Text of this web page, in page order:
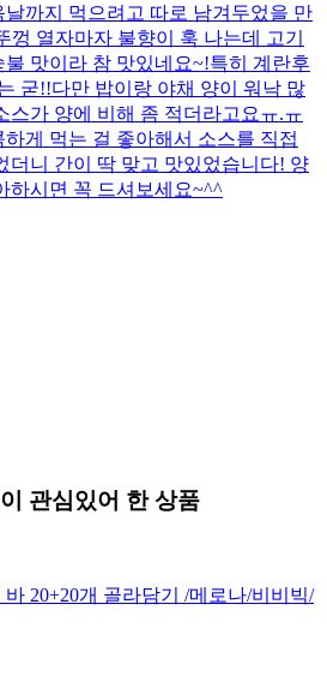
날까지 먹으려고 따로 남겨두었을 만
껑 열자마자 불향이 훅 나는데 고기
맛이라 참 맛있네요~!특히 계란후
굳!! ​다만 밥이랑 야채 양이 워낙 많
스가 양에 비해 좀 적더라고요ㅠ.ㅠ
게 먹는 걸 좋아해서 소스를 직접
더니 간이 딱 맞고 맛있었습니다! 양
하시면 꼭 드셔보세요~^^
관심있어 한 상품
20+20개 골라담기 /메로나/비비빅/